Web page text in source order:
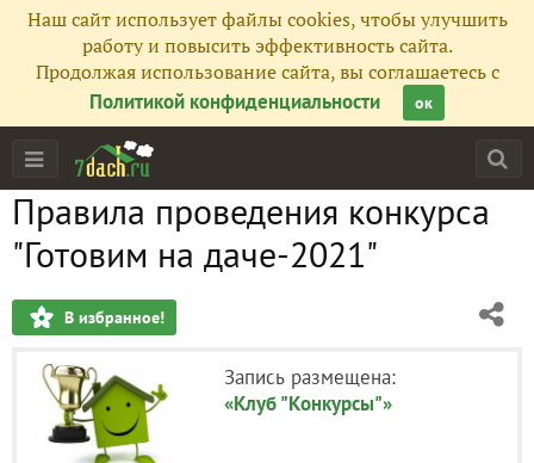
Наш сайт использует файлы cookies, чтобы улучшить
работу и повысить эффективность сайта.
Продолжая использование сайта, вы соглашаетесь с
Политикой конфиденциальности
ок
Правила проведения конкурса
"Готовим на даче-2021"
В избранное!
Запись размещена:
«Клуб "Конкурсы"»